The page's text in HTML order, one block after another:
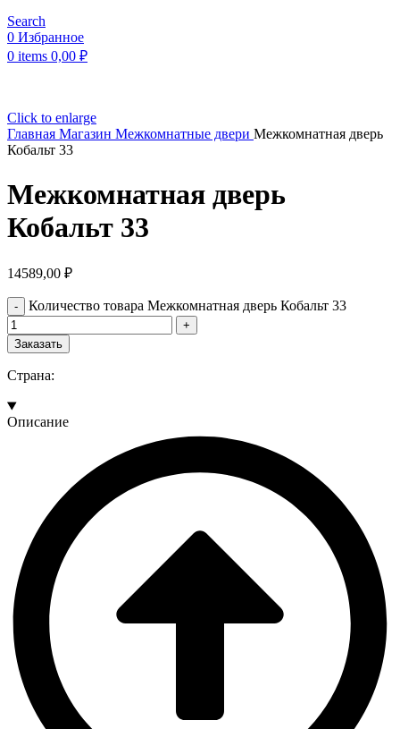
Search
0 Избранное
0 items 0,00 ₽
Click to enlarge
Главная Магазин Межкомнатные двери Межкомнатная дверь
Кобальт 33
Межкомнатная дверь
Кобальт 33
14589,00 ₽
Количество товара Межкомнатная дверь Кобальт 33
Заказать
Страна:
Описание